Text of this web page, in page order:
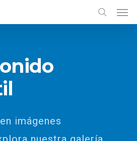
search
imágenes